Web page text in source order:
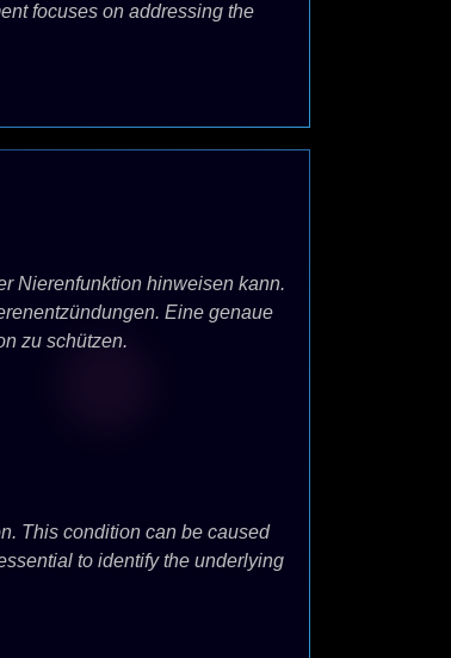
focuses on addressing the
Nierenfunktion hinweisen kann.
Eine genaue
zu schützen.
This condition can be caused
to identify the underlying